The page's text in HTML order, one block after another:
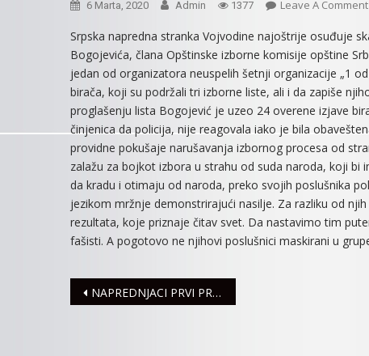
6 Marta, 2020 Admin 1377 Leave A Comment
Srpska napredna stranka Vojvodine najoštrije osuđuje
Bogojevića, člana Opštinske izborne komisije opštine
jedan od organizatora neuspelih šetnji organizacije „1
birača, koji su podržali tri izborne liste, ali i da zapiše
proglašenju lista Bogojević je uzeo 24 overene izjave
činjenica da policija, nije reagovala iako je bila
providne pokušaje narušavanja izbornog procesa od
zalažu za bojkot izbora u strahu od suda naroda, koji
da kradu i otimaju od naroda, preko svojih poslušnika
jezikom mržnje demonstrirajući nasilje. Za razliku od
rezultata, koje priznaje čitav svet. Da nastavimo tim
fašisti. A pogotovo ne njihovi poslušnici maskirani u
Navigacija
NAPREDNJACI PRVI PREDALI LISTU ZA LOKALNE IZBORE U SREMSKOJ MITROVICI